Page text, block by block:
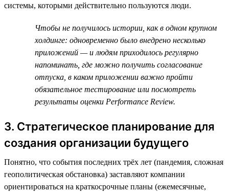
системы, которыми действительно пользуются люди.
Чтобы не получилось истории, как в одном крупном
холдинге: одновременно было внедрено несколько
приложений — и людям приходилось регулярно
напоминать, где можно получить согласование
отпуска, в каком приложении важно пройти
обязательное тестирование или посмотреть
результаты оценки Performance Review.
3. Стратегическое планирование для
создания организации будущего
Понятно, что события последних трёх лет (пандемия, сложная
геополитическая обстановка) заставляют компании
ориентироваться на краткосрочные планы (ежемесячные,